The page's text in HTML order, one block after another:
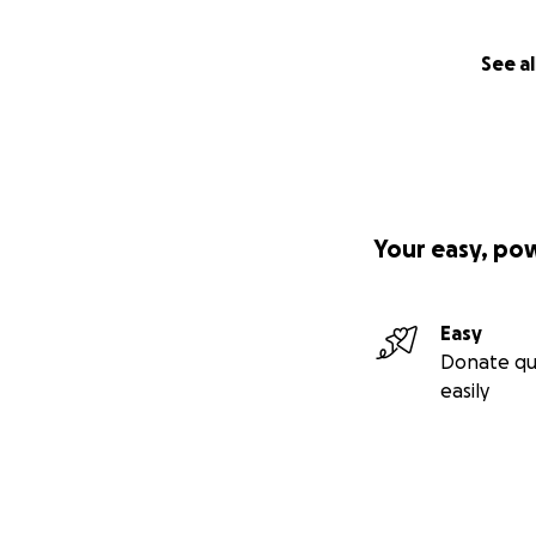
See
Your easy,
Easy
Donate
easily